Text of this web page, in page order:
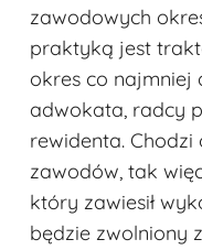
zawodowych
praktyką jest
okres co najmniej
adwokata, radcy
rewidenta.
zawodów, tak
który zawiesił
będzie zwolniony